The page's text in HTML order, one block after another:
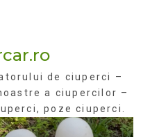
de ciuperci –
a ciupercilor –
poze ciuperci.